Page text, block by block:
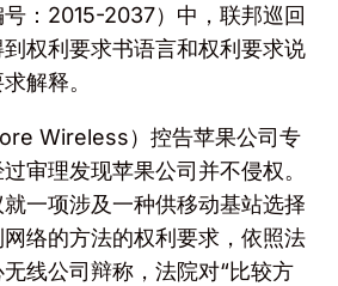
：2015-2037）中，联邦巡回
权利要求书语言和权利要求说
解释。
Wireless）控告苹果公司专
审理发现苹果公司并不侵权。
一项涉及一种供移动基站选择
络的方法的权利要求，依照法
线公司辩称，法院对“比较方